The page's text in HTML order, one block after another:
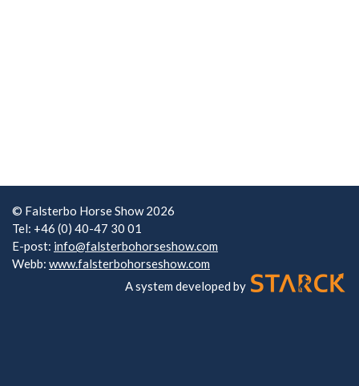
© Falsterbo Horse Show 2026
Tel: +46 (0) 40-47 30 01
E-post: info@falsterbohorseshow.com
Webb: www.falsterbohorseshow.com
A system developed by